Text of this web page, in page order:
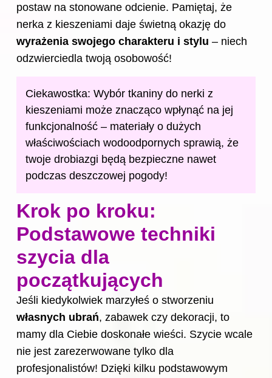
postaw na stonowane odcienie. Pamiętaj, że
nerka z kieszeniami daje świetną okazję do
wyrażenia swojego charakteru i stylu – niech
odzwierciedla twoją osobowość!
Ciekawostka: Wybór tkaniny do nerki z
kieszeniami może znacząco wpłynąć na jej
funkcjonalność – materiały o dużych
właściwościach wodoodpornych sprawią, że
twoje drobiazgi będą bezpieczne nawet
podczas deszczowej pogody!
Krok po kroku:
Podstawowe techniki
szycia dla
początkujących
Jeśli kiedykolwiek marzyłeś o stworzeniu
własnych ubrań, zabawek czy dekoracji, to
mamy dla Ciebie doskonałe wieści. Szycie wcale
nie jest zarezerwowane tylko dla
profesjonalistów! Dzięki kilku podstawowym